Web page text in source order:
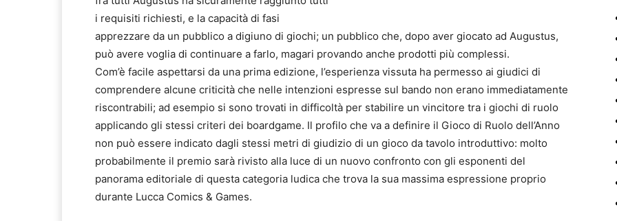
i requisiti richiesti, e la capacità di fasi
apprezzare da un pubblico a digiuno di giochi; un pubblico che, dopo aver giocato ad Augustus,
può avere voglia di continuare a farlo, magari provando anche prodotti più complessi.
Com’è facile aspettarsi da una prima edizione, l’esperienza vissuta ha permesso ai giudici di
comprendere alcune criticità che nelle intenzioni espresse sul bando non erano immediatamente
riscontrabili; ad esempio si sono trovati in difficoltà per stabilire un vincitore tra i giochi di ruolo
applicando gli stessi criteri dei boardgame. Il profilo che va a definire il Gioco di Ruolo dell’Anno
non può essere indicato dagli stessi metri di giudizio di un gioco da tavolo introduttivo: molto
probabilmente il premio sarà rivisto alla luce di un nuovo confronto con gli esponenti del
panorama editoriale di questa categoria ludica che trova la sua massima espressione proprio
durante Lucca Comics & Games.